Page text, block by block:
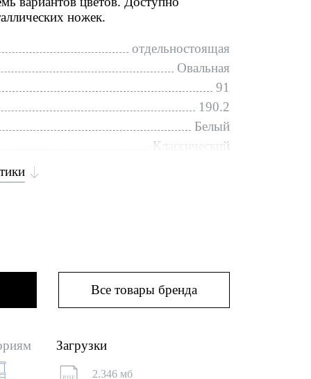
ножек.
отдельностоящая
Овальная
91
190.2
Белый
Классический
Все товары бренда
Загрузки
2.346 мб